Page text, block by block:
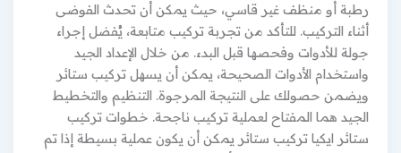
رطبة أو منظف غير قاسي، حيث يمكن أن تحدث الفوضى
أثناء التركيب. للتأكد من تجربة تركيب متابعة، يُفضل إجراء
جولة للأدوات وفحصها قبل البدء. من خلال الإعداد الجيد
واستخدام الأدوات الصحيحة، يمكن أن يسهل تركيب ستائر
ويضمن حصولك على النتيجة المرجوة. التنظيم والتخطيط
الجيد هما المفتاح لعملية تركيب ناجحة. خطوات تركيب
ستائر ايكيا تركيب ستائر يمكن أن يكون عملية بسيطة إذا تم